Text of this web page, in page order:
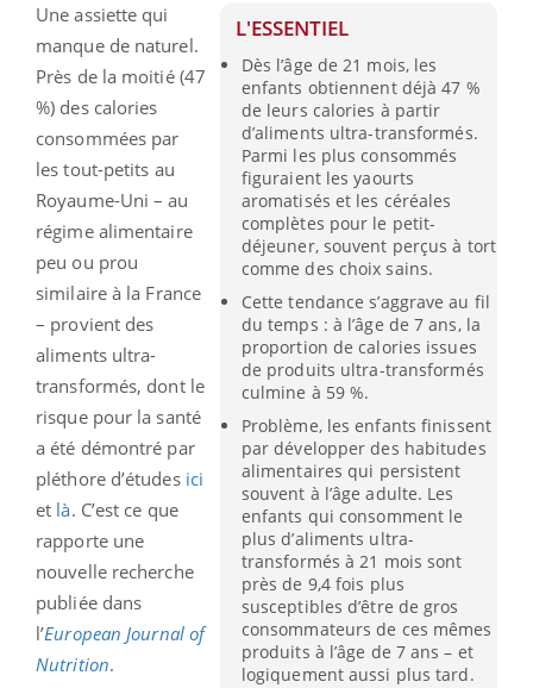
L'ESSENTIEL
Dès l’âge de 21 mois, les
enfants obtiennent déjà 47 %
de leurs calories à partir
d’aliments ultra-transformés.
Parmi les plus consommés
figuraient les yaourts
aromatisés et les céréales
complètes pour le petit-
déjeuner, souvent perçus à tort
comme des choix sains.
Cette tendance s’aggrave au fil
du temps : à l’âge de 7 ans, la
proportion de calories issues
de produits ultra-transformés
culmine à 59 %.
Problème, les enfants finissent
par développer des habitudes
alimentaires qui persistent
souvent à l’âge adulte. Les
enfants qui consomment le
plus d’aliments ultra-
transformés à 21 mois sont
près de 9,4 fois plus
susceptibles d’être de gros
consommateurs de ces mêmes
produits à l’âge de 7 ans – et
logiquement aussi plus tard.
Une assiette qui
manque de naturel.
Près de la moitié (47
%) des calories
consommées par
les tout-petits au
Royaume-Uni – au
régime alimentaire
peu ou prou
similaire à la France
– provient des
aliments ultra-
transformés, dont le
risque pour la santé
a été démontré par
pléthore d’études ici
et là. C’est ce que
rapporte une
nouvelle recherche
publiée dans
l’European Journal of
Nutrition.